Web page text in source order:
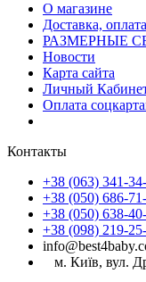
О магазине
Доставка,
РАЗМЕРНЫЕ
Новости
Карта сайта
Личный
Оплата
Контакты
+38 (063) 341-
+38 (050) 686-
+38 (050) 638-
+38 (098) 219-
м. Київ, вул.